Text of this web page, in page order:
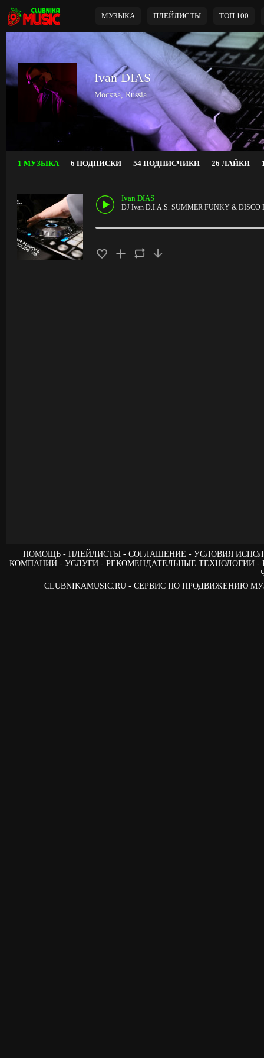
МУЗЫКА ПЛЕЙЛИСТЫ ТОП 100
Ivan DIAS
Москва, Russia
1 МУЗЫКА 6 ПОДПИСКИ 54 ПОДПИСЧИКИ 26 ЛАЙКИ
Ivan DIAS
DJ Ivan D.I.A.S. SUMMER FUNKY & DISCO
ПОМОЩЬ ПЛЕЙЛИСТЫ СОГЛАШЕНИЕ
УСЛОВИЯ
КОМПАНИИ
УСЛУГИ РЕКОМЕНДАТЕЛЬНЫЕ ТЕХНОЛОГИИ
CLUBNIKAMUSIC.RU - СЕРВИС ПО ПРОДВИЖЕНИЮ